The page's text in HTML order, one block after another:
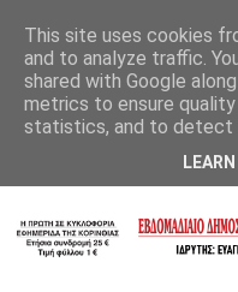
This site uses cookies
and to analyze traffic.
shared with Google
metrics to ensure
statistics, and to detect